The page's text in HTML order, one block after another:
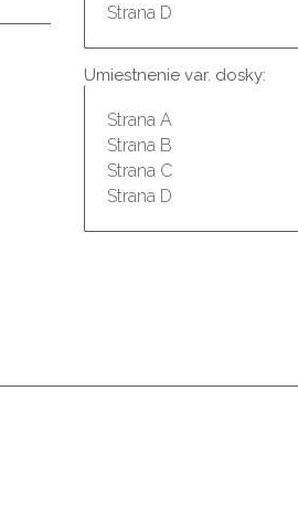
Umiestnenie var. dosky: